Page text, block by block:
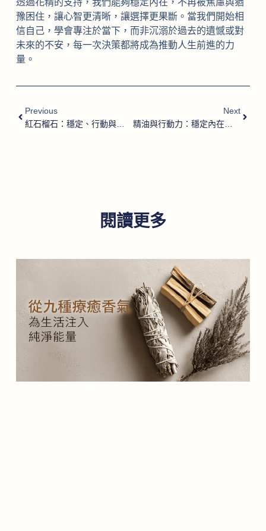
透過花精的支持，我們能夠穩定內在，不再被焦慮與猶
豫困住，讓心智更清晰，讓選擇更果斷。當我們開始相
信自己，學會專注於當下，而非沉溺於過去的遺憾或對
未來的不安，每一次決策都將成為推動人生前進的力
量。
Previous
紅石榴石：穩定、行動與豐盛的能量核心
Next
精油與行動力：穩定內在、點燃改變的香氣力量
閱讀更多